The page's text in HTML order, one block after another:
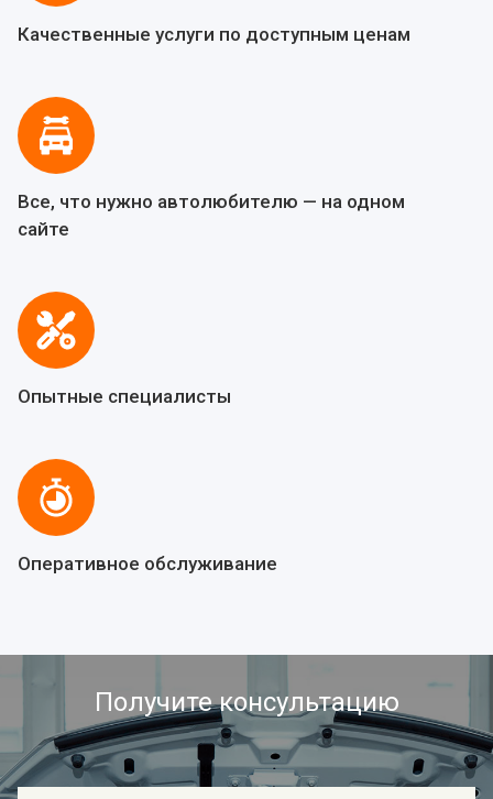
Качественные услуги по доступным ценам
Все, что нужно автолюбителю — на одном
сайте
Опытные специалисты
Оперативное обслуживание
Получите консультацию